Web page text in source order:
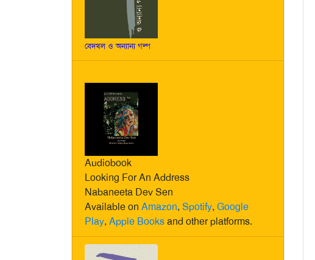
বেদখল ও অন্যান্য গল্প
Audiobook
Looking For An Address
Nabaneeta Dev Sen
Available on Amazon, Spotify, Google
Play, Apple Booksand other platforms.